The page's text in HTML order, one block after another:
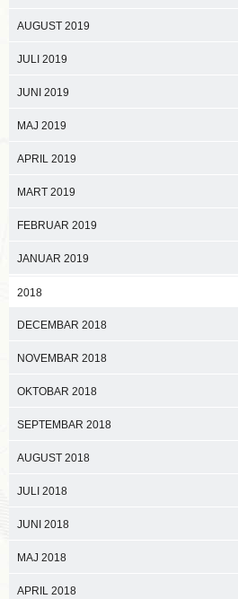
AUGUST 2019
JULI 2019
JUNI 2019
MAJ 2019
APRIL 2019
MART 2019
FEBRUAR 2019
JANUAR 2019
2018
DECEMBAR 2018
NOVEMBAR 2018
OKTOBAR 2018
SEPTEMBAR 2018
AUGUST 2018
JULI 2018
JUNI 2018
MAJ 2018
APRIL 2018